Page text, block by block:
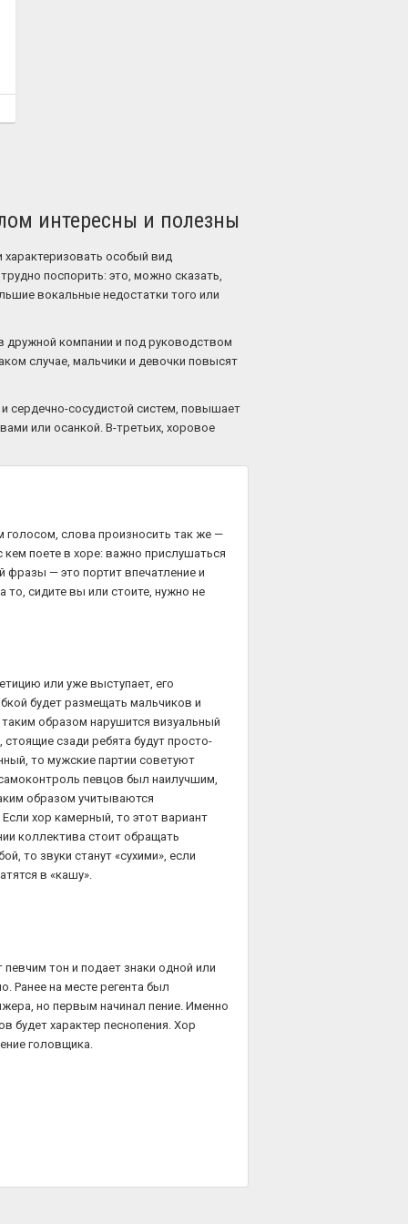
интересны и полезны
особый вид
поспорить: это, можно сказать,
вокальные недостатки того или
дружной компании и под руководством
случае, мальчики и девочки повысят
сердечно-сосудистой систем, повышает
или осанкой. В-третьих, хоровое
голосом, слова произносить так же —
кем поете в хоре: важно прислушаться
фразы — это портит впечатление и
сидите вы или стоите, нужно не
или уже выступает, его
будет размещать мальчиков и
образом нарушится визуальный
сзади ребята будут просто-
то мужские партии советуют
певцов был наилучшим,
образом учитываются
хор камерный, то этот вариант
коллектива стоит обращать
то звуки станут «сухими», если
в «кашу».
тон и подает знаки одной или
Ранее на месте регента был
но первым начинал пение. Именно
будет характер песнопения. Хор
головщика.